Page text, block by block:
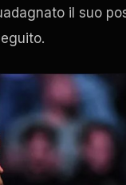
il suo